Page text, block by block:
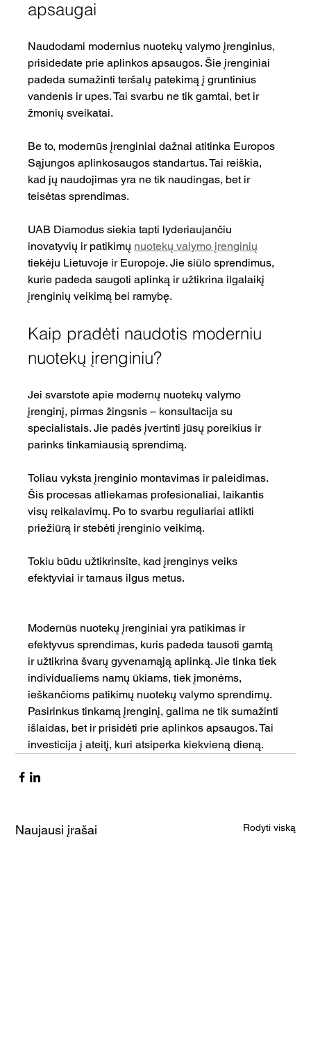
apsaugai
Naudodami modernius nuotekų valymo įrenginius,
prisidedate prie aplinkos apsaugos. Šie įrenginiai
padeda sumažinti teršalų patekimą į gruntinius
vandenis ir upes. Tai svarbu ne tik gamtai, bet ir
žmonių sveikatai.
Be to, modernūs įrenginiai dažnai atitinka Europos
Sąjungos aplinkosaugos standartus. Tai reiškia,
kad jų naudojimas yra ne tik naudingas, bet ir
teisėtas sprendimas.
UAB Diamodus siekia tapti lyderiaujančiu
inovatyvių ir patikimų nuotekų valymo įrenginių
tiekėju Lietuvoje ir Europoje. Jie siūlo sprendimus,
kurie padeda saugoti aplinką ir užtikrina ilgalaikį
įrenginių veikimą bei ramybę.
Kaip pradėti naudotis moderniu
nuotekų įrenginiu?
Jei svarstote apie modernų nuotekų valymo
įrenginį, pirmas žingsnis – konsultacija su
specialistais. Jie padės įvertinti jūsų poreikius ir
parinks tinkamiausią sprendimą.
Toliau vyksta įrenginio montavimas ir paleidimas.
Šis procesas atliekamas profesionaliai, laikantis
visų reikalavimų. Po to svarbu reguliariai atlikti
priežiūrą ir stebėti įrenginio veikimą.
Tokiu būdu užtikrinsite, kad įrenginys veiks
efektyviai ir tarnaus ilgus metus.
Modernūs nuotekų įrenginiai yra patikimas ir
efektyvus sprendimas, kuris padeda tausoti gamtą
ir užtikrina švarų gyvenamąją aplinką. Jie tinka tiek
individualiems namų ūkiams, tiek įmonėms,
ieškančioms patikimų nuotekų valymo sprendimų.
Pasirinkus tinkamą įrenginį, galima ne tik sumažinti
išlaidas, bet ir prisidėti prie aplinkos apsaugos. Tai
investicija į ateitį, kuri atsiperka kiekvieną dieną.
Naujausi įrašai Rodyti viską